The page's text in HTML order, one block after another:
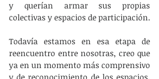
y querían armar sus propias
colectivas y espacios de participación.
Todavía estamos en esa etapa de
reencuentro entre nosotras, creo que
ya en un momento más comprensivo